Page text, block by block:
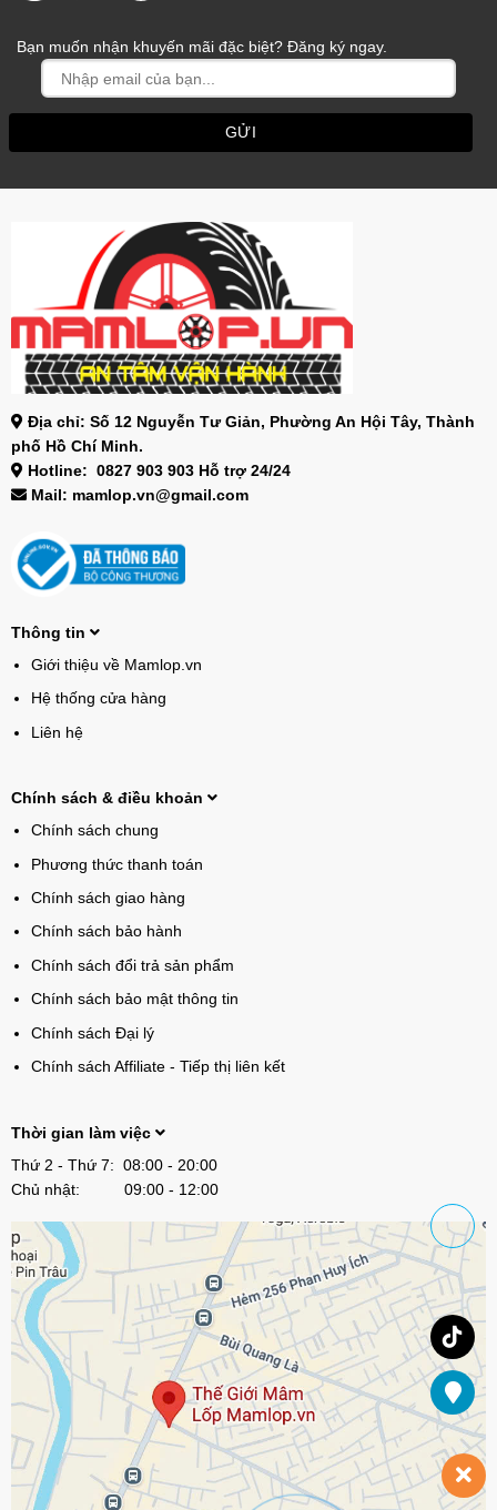
Bạn muốn nhận khuyến mãi đặc biệt? Đăng ký ngay.
Địa chỉ: Số 12 Nguyễn Tư Giản, Phường An Hội Tây, Thành
phố Hồ Chí Minh.
Hotline: 0827 903 903 Hỗ trợ 24/24
Mail: mamlop.vn@gmail.com
Thông tin
Giới thiệu về Mamlop.vn
Hệ thống cửa hàng
Liên hệ
Chính sách & điều khoản
Chính sách chung
Phương thức thanh toán
Chính sách giao hàng
Chính sách bảo hành
Chính sách đổi trả sản phẩm
Chính sách bảo mật thông tin
Chính sách Đại lý
Chính sách Affiliate - Tiếp thị liên kết
Thời gian làm việc
Thứ 2 - Thứ 7: 08:00 - 20:00
Chủ nhật: 09:00 - 12:00